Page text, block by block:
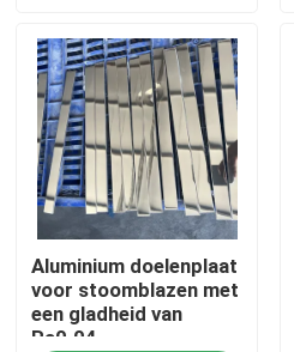
Fabrieksreis
Kwaliteitscontrole
Contacteer ons
Nieuws
Verzoek om een Citaat
Aluminium doelenplaat
voor stoomblazen met
een gladheid van
Ra0.04